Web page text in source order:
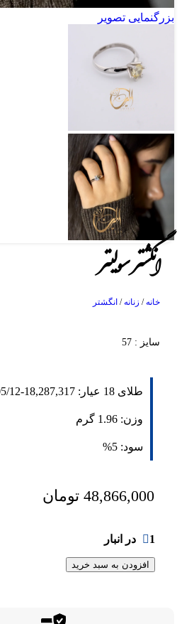
بزرگنمایی تصویر
انگشتر سولیتر
خانه/ زنانه/ انگشتر
سایز : 57
طلای 18 عیار: 18,287,317
-
12
وزن: 1.96 گرم
سود: 5%
48,866,000 تومان
1 در انبار
افزودن به سبد خرید